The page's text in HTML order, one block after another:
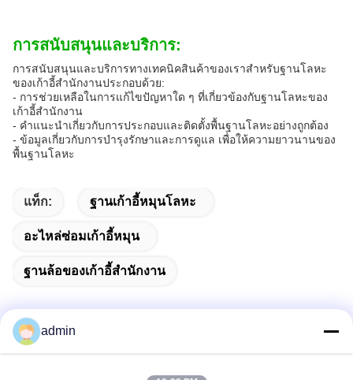
การสนับสนุนและบริการ:
การสนับสนุนและบริการทางเทคนิคสินค้าของเราสําหรับฐานโลหะ
ของเก้าอี้สํานักงานประกอบด้วย:
- การช่วยเหลือในการแก้ไขปัญหาใด ๆ ที่เกี่ยวข้องกับฐานโลหะของ
เก้าอี้สํานักงาน
- คําแนะนําเกี่ยวกับการประกอบและติดตั้งพื้นฐานโลหะอย่างถูกต้อง
- ข้อมูลเกี่ยวกับการบํารุงรักษาและการดูแล เพื่อให้ความยาวนานของ
พื้นฐานโลหะ
แท็ก: ฐานเก้าอี้หมุนโลหะ
อะไหล่ซ่อมเก้าอี้หมุน
ฐานล้อของเก้าอี้สํานักงาน
admin